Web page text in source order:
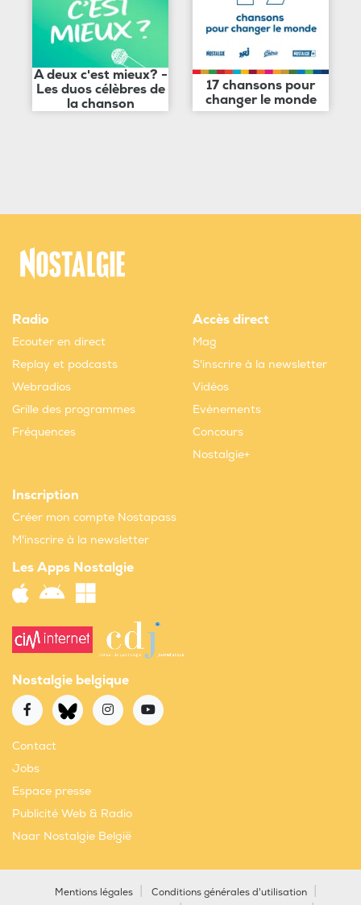
A deux c'est mieux? -
Les duos célèbres de
la chanson
17 chansons pour
changer le monde
Radio
Ecouter en direct
Replay et podcasts
Webradios
Grille des programmes
Fréquences
Accès direct
Mag
S'inscrire à la newsletter
Vidéos
Evènements
Concours
Nostalgie+
Inscription
Créer mon compte Nostapass
M'inscrire à la newsletter
Les Apps Nostalgie
Nostalgie belgique
Contact
Jobs
Espace presse
Publicité Web & Radio
Naar Nostalgie België
Mentions légales
Conditions générales d'utilisation